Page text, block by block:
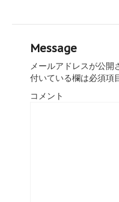
Message
メールアドレスが公開
付いている欄は必須項
コメント